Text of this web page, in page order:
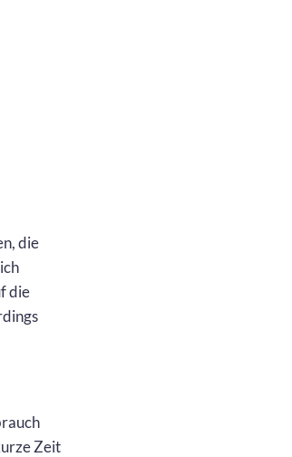
die
die
Zeit